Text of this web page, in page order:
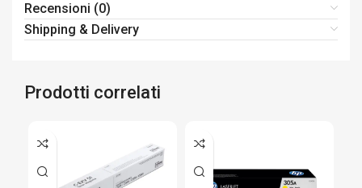
Recensioni (0)
Shipping & Delivery
Prodotti correlati